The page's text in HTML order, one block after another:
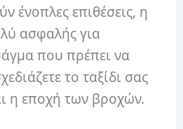
ένοπλες επιθέσεις, η
ασφαλής για
που πρέπει να
το ταξίδι σας
η εποχή των βροχών.